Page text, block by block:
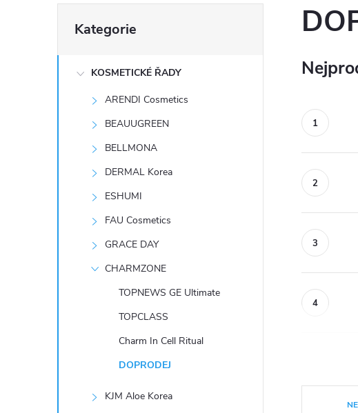
o
kategorie
Kategorie
KOSMETICKÉ ŘADY
ARENDI Cosmetics
BEAUUGREEN
BELLMONA
DERMAL Korea
ESHUMI
FAU Cosmetics
GRACE DAY
CHARMZONE
TOPNEWS GE Ultimate
TOPCLASS
Charm In Cell Ritual
DOPRODEJ
KJM Aloe Korea